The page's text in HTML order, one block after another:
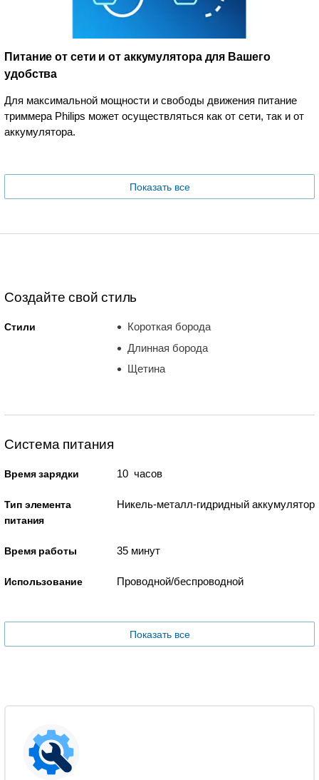
Питание от сети и от аккумулятора для Вашего
удобства
Для максимальной мощности и свободы движения питание
триммера Philips может осуществляться как от сети, так и от
аккумулятора.
Показать все
Создайте свой стиль
Стили
Короткая борода
Длинная борода
Щетина
Система питания
Время зарядки 10 часов
Тип элемента
питания
Никель-металл-гидридный аккумулятор
Время работы 35 минут
Использование Проводной/беспроводной
Показать все